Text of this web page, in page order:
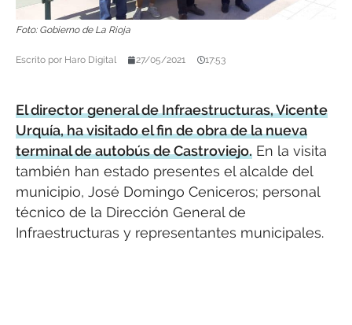
Foto: Gobierno de La Rioja
Escrito por Haro Digital 27/05/2021 17:53
El director general de Infraestructuras, Vicente
Urquía, ha visitado el fin de obra de la nueva
terminal de autobús de Castroviejo. En la visita
también han estado presentes el alcalde del
municipio, José Domingo Ceniceros; personal
técnico de la Dirección General de
Infraestructuras y representantes municipales.